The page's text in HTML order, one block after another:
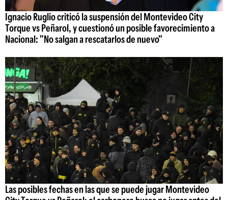
Ignacio Ruglio criticó la suspensión del Montevideo City
Torque vs Peñarol, y cuestionó un posible favorecimiento a
Nacional: "No salgan a rescatarlos de nuevo"
Las posibles fechas en las que se puede jugar Montevideo